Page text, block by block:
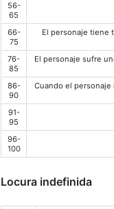
56-
65
66-
75
El personaje tiene
76-
85
El personaje sufre
86-
90
Cuando el personaje
91-
95
96-
100
Locura indefinida